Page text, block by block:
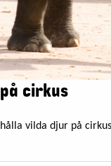
cirkus
vilda djur på